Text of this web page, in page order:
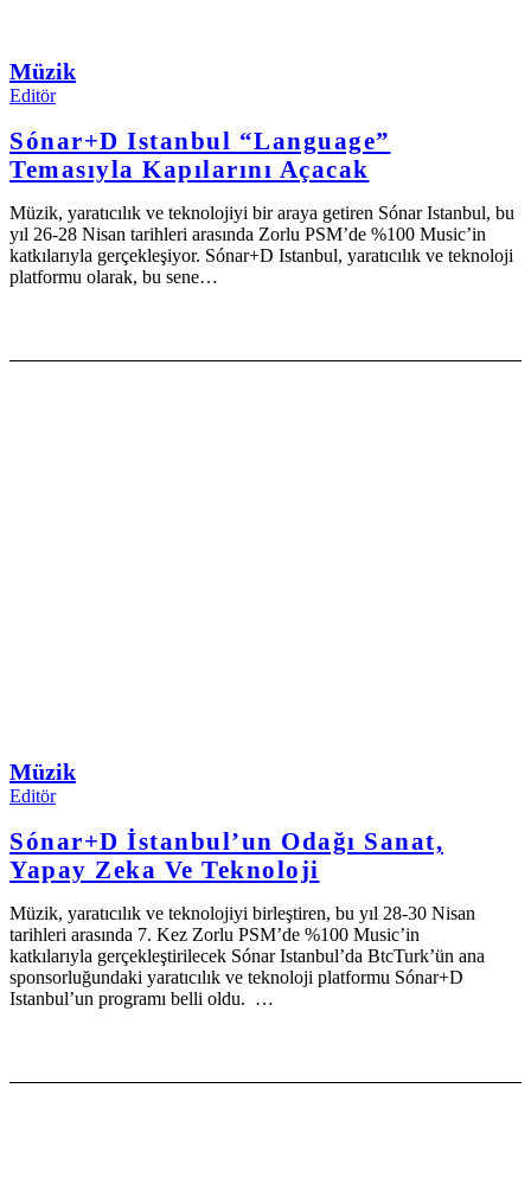
Müzik
Editör
Sónar+D Istanbul “Language”
Temasıyla Kapılarını Açacak
Müzik, yaratıcılık ve teknolojiyi bir araya getiren Sónar Istanbul, bu
yıl 26-28 Nisan tarihleri arasında Zorlu PSM’de %100 Music’in
katkılarıyla gerçekleşiyor. Sónar+D Istanbul, yaratıcılık ve teknoloji
platformu olarak, bu sene…
Müzik
Editör
Sónar+D İstanbul’un Odağı Sanat,
Yapay Zeka Ve Teknoloji
Müzik, yaratıcılık ve teknolojiyi birleştiren, bu yıl 28-30 Nisan
tarihleri arasında 7. Kez Zorlu PSM’de %100 Music’in
katkılarıyla gerçekleştirilecek Sónar Istanbul’da BtcTurk’ün ana
sponsorluğundaki yaratıcılık ve teknoloji platformu Sónar+D
Istanbul’un programı belli oldu. …